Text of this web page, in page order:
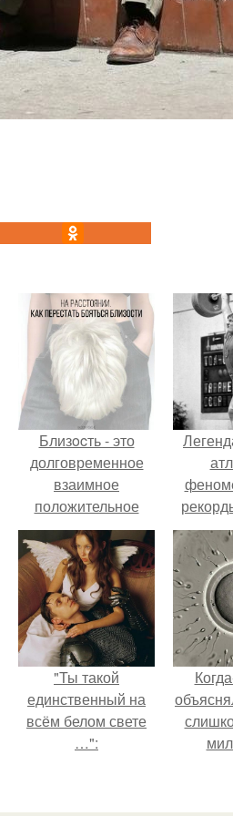
Близocть - это
долговременное
взаимное
положительное
эмоциональное
вовлечение,
взаимодействие.
"Ты такой
единственный на
всём белом свете
…":